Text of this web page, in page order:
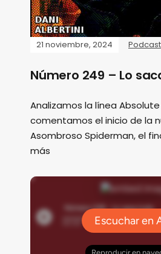
21 noviembre, 2024 Podcast
Número 249 – Lo
Analizamos la línea Absolute
comentamos el inicio de la
Asombroso Spiderman, el
más